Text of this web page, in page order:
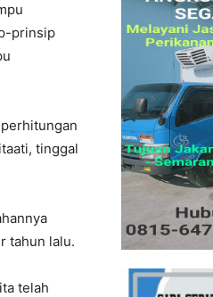
prinsip
tinggal
tahun lalu.
telah